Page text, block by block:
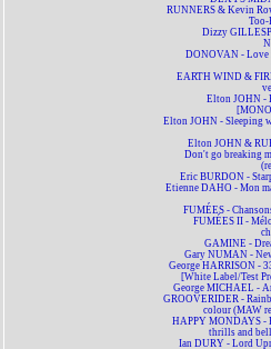
RUNNERS & Kevin
Too-
Dizzy
DONOVAN - Love
EARTH WIND &
Elton JOHN -
Elton JOHN - Sleeping
Elton JOHN &
Don't go breaking
Eric BURDON -
Etienne DAHO - Mon
FUMÉES -
FUMÉES II -
GAMINE -
Gary NUMAN -
George HARRISON -
[White Label/Test
George MICHAEL -
GROOVERIDER -
colour (MAW
HAPPY MONDAYS -
thrills and
Ian DURY - Lord